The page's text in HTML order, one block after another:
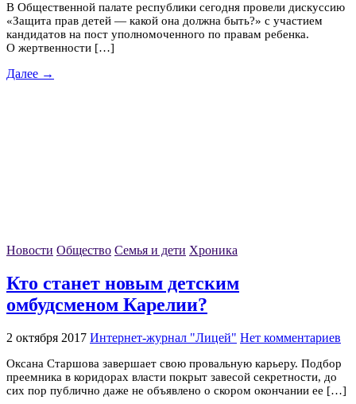
В Общественной палате республики сегодня провели дискуссию
«Защита прав детей — какой она должна быть?» с участием
кандидатов на пост уполномоченного по правам ребенка.
О жертвенности […]
Далее →
Новости Общество Семья и дети Хроника
Кто станет новым детским
омбудсменом Карелии?
2 октября 2017 Интернет-журнал "Лицей" Нет комментариев
Оксана Старшова завершает свою провальную карьеру. Подбор
преемника в коридорах власти покрыт завесой секретности, до
сих пор публично даже не объявлено о скором окончании ее […]